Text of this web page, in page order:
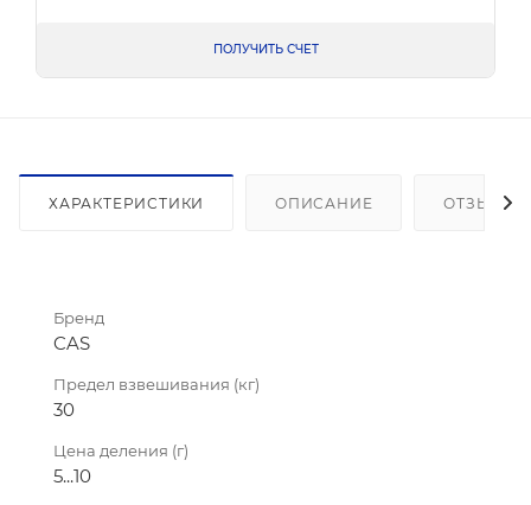
ПОЛУЧИТЬ СЧЕТ
ХАРАКТЕРИСТИКИ ОПИСАНИЕ ОТЗЫВЫ
Бренд
CAS
Предел взвешивания (кг)
30
Цена деления (г)
5...10